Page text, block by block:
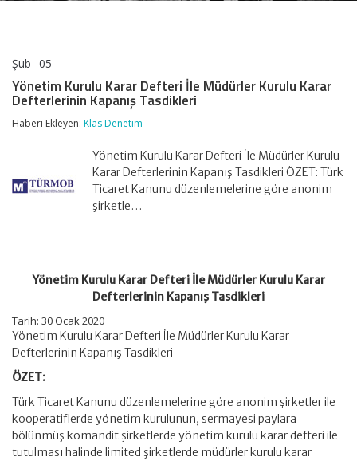
Şub 05
Karar
Defteri
Müdürler
Defterlerinin
Kapanış
Tasdikleri
Yönetim Kurulu Karar Defteri İle Müdürler Kurulu Karar
Defterlerinin Kapanış Tasdikleri
Haberi Ekleyen: Klas Denetim
Yönetim Kurulu Karar Defteri İle Müdürler Kurulu
Karar Defterlerinin Kapanış Tasdikleri ÖZET: Türk
Ticaret Kanunu düzenlemelerine göre anonim
şirketle…
Yönetim Kurulu Karar Defteri İle Müdürler Kurulu Karar
Defterlerinin Kapanış Tasdikleri
Tarih: 30 Ocak 2020
Yönetim Kurulu Karar Defteri İle Müdürler Kurulu Karar
Defterlerinin Kapanış Tasdikleri
ÖZET:
Türk Ticaret Kanunu düzenlemelerine göre anonim şirketler ile
kooperatiflerde yönetim kurulunun, sermayesi paylara
bölünmüş komandit şirketlerde yönetim kurulu karar defteri ile
tutulması halinde limited şirketlerde müdürler kurulu karar